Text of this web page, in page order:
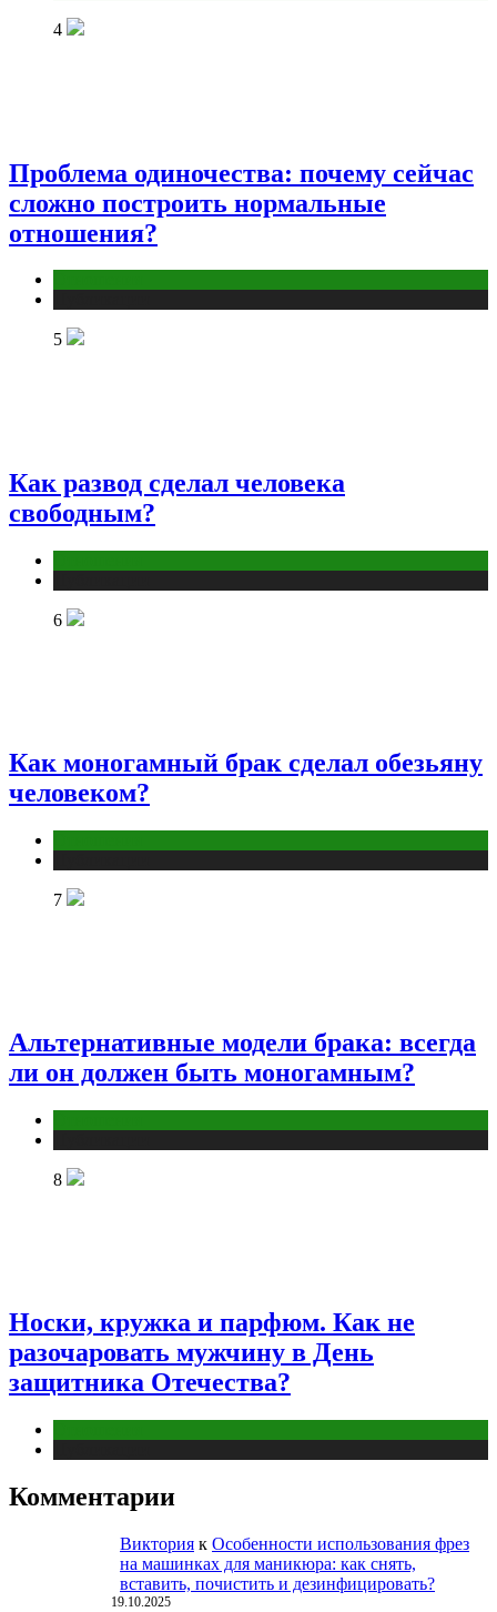
4
Проблема одиночества: почему сейчас
сложно построить нормальные
отношения?
5
Как развод сделал человека
свободным?
6
Как моногамный брак сделал обезьяну
человеком?
7
Альтернативные модели брака: всегда
ли он должен быть моногамным?
8
Носки, кружка и парфюм. Как не
разочаровать мужчину в День
защитника Отечества?
Комментарии
Виктория к Особенности использования фрез
на машинках для маникюра: как снять,
вставить, почистить и дезинфицировать?
19.10.2025